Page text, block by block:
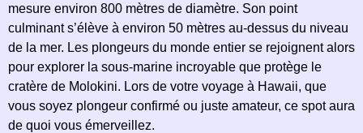
mesure environ 800 mètres de diamètre. Son point
culminant s’élève à environ 50 mètres au-dessus du niveau
de la mer. Les plongeurs du monde entier se rejoignent alors
pour explorer la sous-marine incroyable que protège le
cratère de Molokini. Lors de votre voyage à Hawaii, que
vous soyez plongeur confirmé ou juste amateur, ce spot aura
de quoi vous émerveillez.